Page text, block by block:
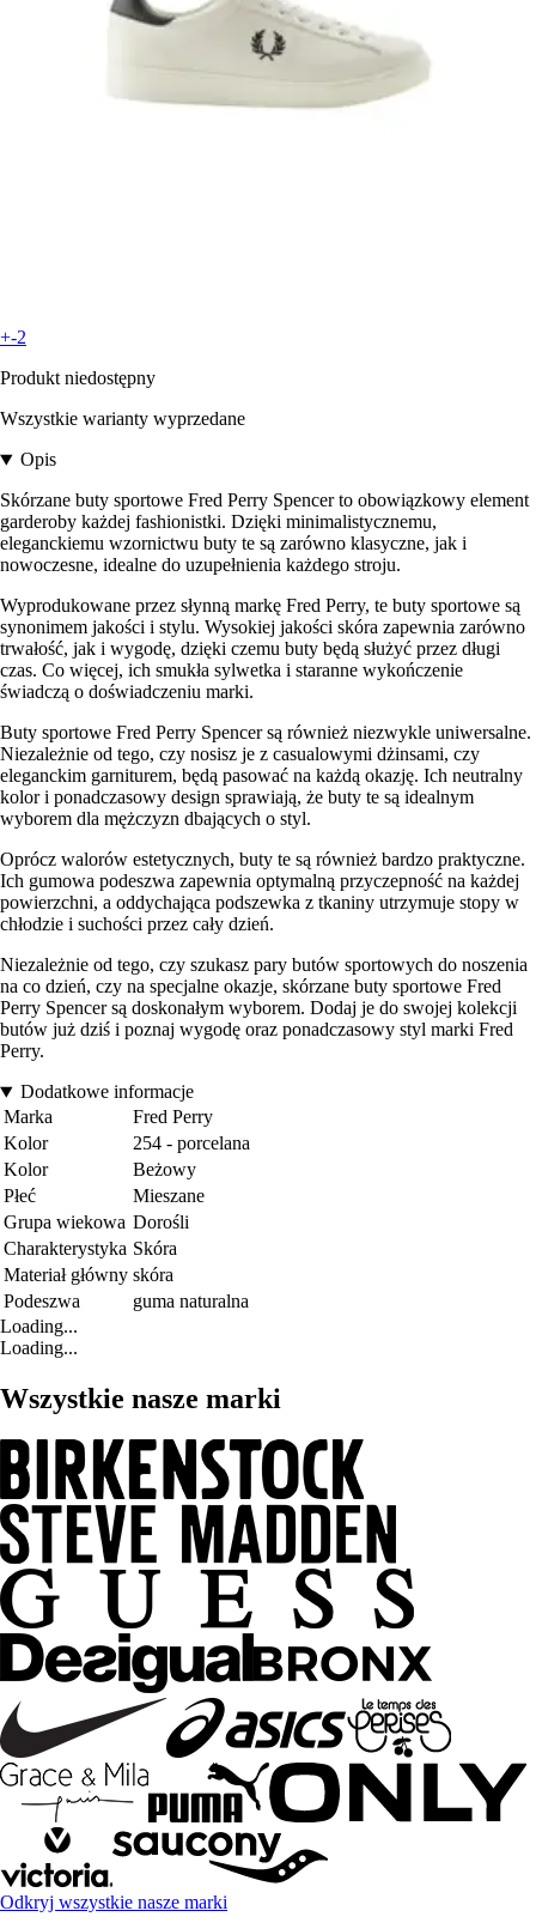
+-2
Produkt niedostępny
Wszystkie warianty wyprzedane
Opis
Skórzane buty sportowe Fred Perry Spencer to obowiązkowy element
garderoby każdej fashionistki. Dzięki minimalistycznemu,
eleganckiemu wzornictwu buty te są zarówno klasyczne, jak i
nowoczesne, idealne do uzupełnienia każdego stroju.
Wyprodukowane przez słynną markę Fred Perry, te buty sportowe są
synonimem jakości i stylu. Wysokiej jakości skóra zapewnia zarówno
trwałość, jak i wygodę, dzięki czemu buty będą służyć przez długi
czas. Co więcej, ich smukła sylwetka i staranne wykończenie
świadczą o doświadczeniu marki.
Buty sportowe Fred Perry Spencer są również niezwykle uniwersalne.
Niezależnie od tego, czy nosisz je z casualowymi dżinsami, czy
eleganckim garniturem, będą pasować na każdą okazję. Ich neutralny
kolor i ponadczasowy design sprawiają, że buty te są idealnym
wyborem dla mężczyzn dbających o styl.
Oprócz walorów estetycznych, buty te są również bardzo praktyczne.
Ich gumowa podeszwa zapewnia optymalną przyczepność na każdej
powierzchni, a oddychająca podszewka z tkaniny utrzymuje stopy w
chłodzie i suchości przez cały dzień.
Niezależnie od tego, czy szukasz pary butów sportowych do noszenia
na co dzień, czy na specjalne okazje, skórzane buty sportowe Fred
Perry Spencer są doskonałym wyborem. Dodaj je do swojej kolekcji
butów już dziś i poznaj wygodę oraz ponadczasowy styl marki Fred
Perry.
Dodatkowe informacje
Marka
Fred Perry
Kolor
254 - porcelana
Kolor
Beżowy
Płeć
Mieszane
Grupa wiekowa Dorośli
Charakterystyka Skóra
Materiał główny skóra
Podeszwa
guma naturalna
Loading...
Loading...
Wszystkie nasze marki
Odkryj wszystkie nasze marki